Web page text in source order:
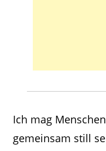
Ich mag
gemeinsam still